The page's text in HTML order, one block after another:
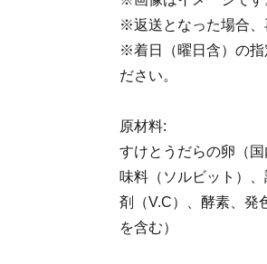
※返送となった場合、
※着日（曜日含）の指
ださい。
原材料:
すけとうだらの卵（
味料（ソルビット）
剤（V.C）、酵素、発
を含む）